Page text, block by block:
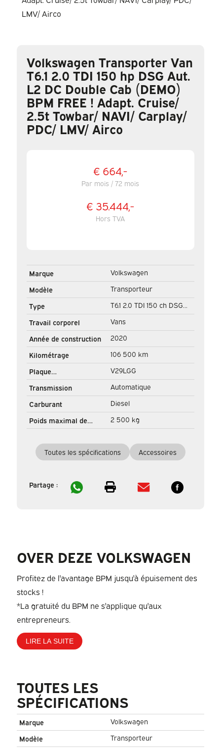
Volkswagen Transporter Van
T6.1 2.0 TDI 150 hp DSG Aut.
L2 DC Double Cab (DEMO)
BPM FREE ! Adapt. Cruise/
2.5t Towbar/ NAVI/ Carplay/
PDC/ LMV/ Airco
€ 664,-
Par mois / 72 mois
€ 35.444,-
Hors TVA
Marque
Volkswagen
Modèle
Transporteur
Type
T6.1 2.0 TDI 150 ch DSG
Aut. L2 DC Double Cab
(DEMO) BPM FREE ! Adapt.
Cruise/ 2.5t Towbar/ NAVI/
Carplay/ PDC/ LMV/ Airco
Travail corporel
Vans
Année de construction
2020
Kilométrage
106 500 km
Plaque
d'immatriculation
V29LGG
Transmission
Automatique
Carburant
Diesel
Poids maximal de
2 500 kg
Toutes les spécifications Accessoires
Partage :
OVER DEZE VOLKSWAGEN
Profitez de l'avantage BPM jusqu'à épuisement des
stocks !
*La gratuité du BPM ne s'applique qu'aux
entrepreneurs.
LIRE LA SUITE
TOUTES LES
SPÉCIFICATIONS
Marque
Volkswagen
Modèle
Transporteur